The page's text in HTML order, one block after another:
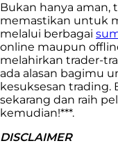
Bukan hanya aman,
memastikan untuk
melalui berbagai
online maupun
melahirkan trader-
ada alasan bagimu
kesuksesan trading.
sekarang dan raih
kemudian!***.
DISCLAIMER